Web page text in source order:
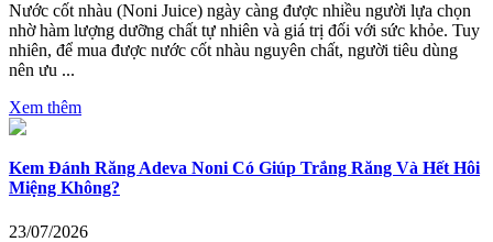
Nước cốt nhàu (Noni Juice) ngày càng được nhiều người lựa chọn
nhờ hàm lượng dưỡng chất tự nhiên và giá trị đối với sức khỏe. Tuy
nhiên, để mua được nước cốt nhàu nguyên chất, người tiêu dùng
nên ưu ...
Xem thêm
Kem Đánh Răng Adeva Noni Có Giúp Trắng Răng Và Hết Hôi
Miệng Không?
23/07/2026